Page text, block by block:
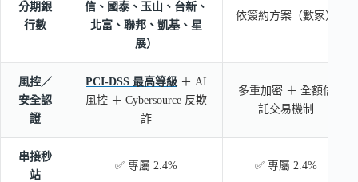
分期銀
行數
信、國泰、玉山、台新、
北富、聯邦、凱基、星
展）
依簽約方案（數家）
風控／
安全認
證
PCI-DSS 最高等級 ＋ AI
風控 ＋ Cybersource 反欺
詐
多重加密 ＋ 全額信
託交易機制
串接秒
站
✅ 專屬 2.4% ✅ 專屬 2.4%